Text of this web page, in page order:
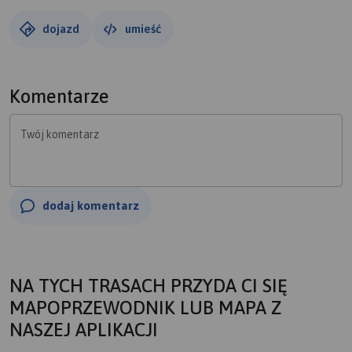
„Pod Łabskim Szczytem” - Stara Droga - Szklarska Poręba
dojazd umieść
Komentarze
Twój komentarz
dodaj komentarz
NA TYCH TRASACH PRZYDA CI SIĘ
MAPOPRZEWODNIK LUB MAPA Z
NASZEJ APLIKACJI